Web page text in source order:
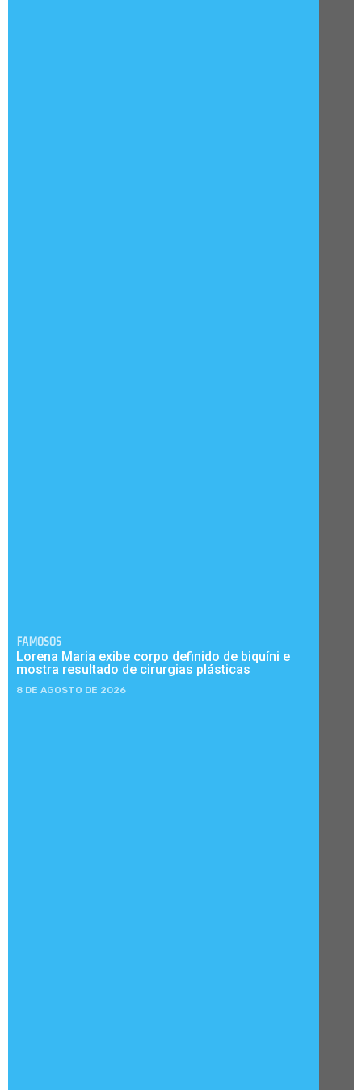
FAMOSOS
Lorena Maria exibe corpo definido de biquíni e
mostra resultado de cirurgias plásticas
8 DE AGOSTO DE 2026